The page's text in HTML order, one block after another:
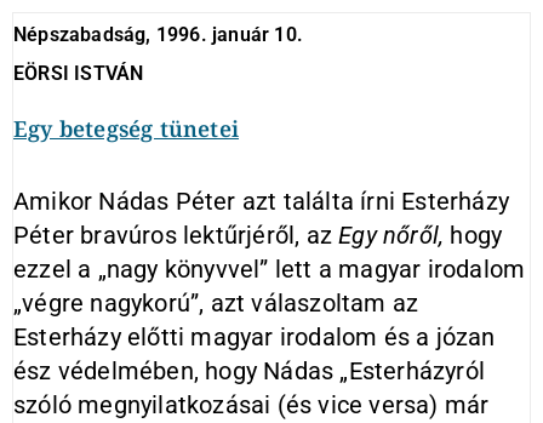
Népszabadság, 1996. január 10.
EÖRSI ISTVÁN
Egy betegség tünetei
Amikor Nádas Péter azt találta írni Esterházy
Péter bravúros lektűrjéről, azEgy nőről, hogy
ezzel a „nagy könyvvel” lett a magyar irodalom
„végre nagykorú”, azt válaszoltam az
Esterházy előtti magyar irodalom és a józan
ész védelmében, hogy Nádas „Esterházyról
szóló megnyilatkozásai (és vice versa) már